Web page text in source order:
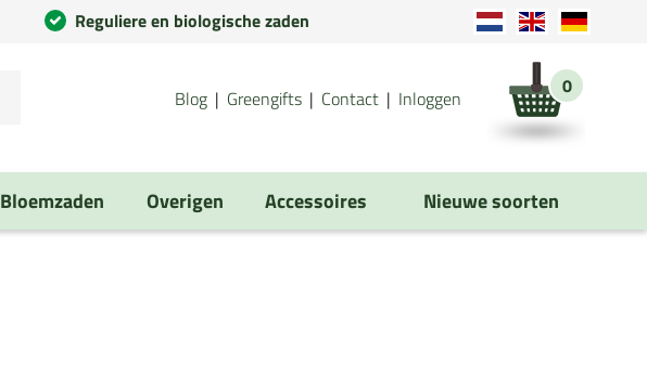
Reguliere en biologische zaden
Blog Greengifts Contact Inloggen 0
Bloemzaden Overigen Accessoires Nieuwe soorten